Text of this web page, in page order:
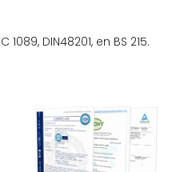
1089, DIN48201, en BS 215.